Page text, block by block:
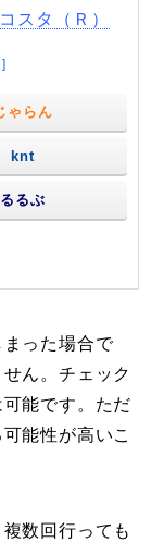
スタ（Ｒ）
ゃらん
knt
るるぶ
った場合で
ん。チェック
能です。ただ
能性が高いこ
数回行っても